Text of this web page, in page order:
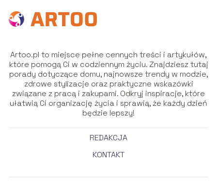
Artoo.pl to miejsce pełne cennych treści i artykułów,
które pomogą Ci w codziennym życiu. Znajdziesz tutaj
porady dotyczące domu, najnowsze trendy w modzie,
zdrowe stylizacje oraz praktyczne wskazówki
związane z pracą i zakupami. Odkryj inspiracje, które
ułatwią Ci organizację życia i sprawią, że każdy dzień
będzie lepszy!
REDAKCJA
KONTAKT